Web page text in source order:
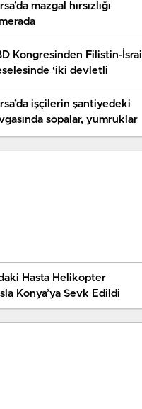
mazgal hırsızlığı
Kongresinden Filistin-İsrail
‘iki devletli
destek
işçilerin şantiyedeki
sopalar, yumruklar
uçuştu
Hasta Helikopter
Konya’ya Sevk Edildi